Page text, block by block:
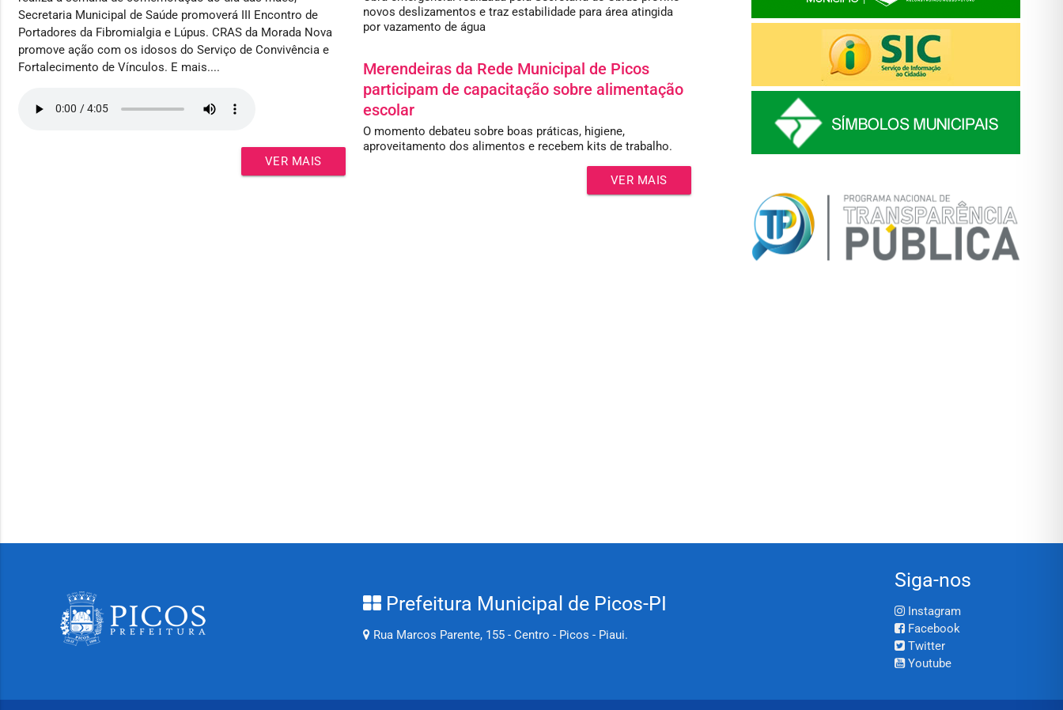
Secretaria Municipal de Saúde promoverá III Encontro de
Portadores da Fibromialgia e Lúpus. CRAS da Morada Nova
promove ação com os idosos do Serviço de Convivência e
Fortalecimento de Vínculos. E mais....
VER MAIS
novos deslizamentos e traz estabilidade para área atingida
por vazamento de água
Merendeiras da Rede Municipal de Picos
participam de capacitação sobre alimentação
escolar
O momento debateu sobre boas práticas, higiene,
aproveitamento dos alimentos e recebem kits de trabalho.
VER MAIS
Prefeitura Municipal de Picos-PI
Rua Marcos Parente, 155 - Centro - Picos - Piaui.
Siga-nos
Instagram
Facebook
Twitter
Youtube